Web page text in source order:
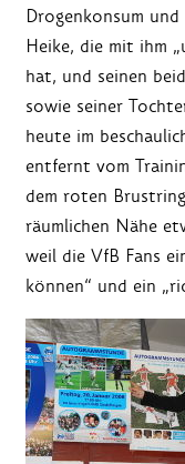
Drogenkonsum
Heike, die mit ihm
hat, und seinen
sowie seiner
heute im
entfernt vom
dem roten
räumlichen Nähe
weil die VfB Fans
können“ und ein